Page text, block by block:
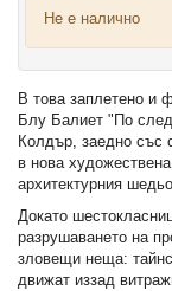
Не е налично
В това заплетено и
Блу Балиет "По
Колдър, заедно със
в нова
архитектурния
Докато
разрушаването на
зловещи неща:
движат иззад